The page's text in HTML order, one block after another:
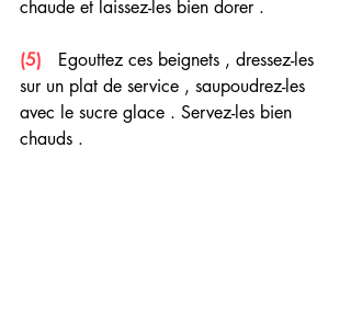
chaude et laissez-les bien dorer .
(5)
  Egouttez ces beignets , dressez-les
sur un plat de service , saupoudrez-les
avec le sucre glace . Servez-les bien
chauds .